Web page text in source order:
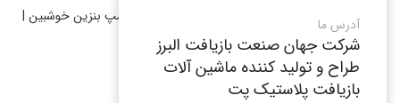
آدرس ما
شرکت جهان صنعت بازیافت البرز
طراح و تولید کننده ماشین آلات
بازیافت پلاستیک پت
استان البرز، کرج، مهرشهر، جاده قزل حصار خیابان پمپ بنزین خوشبین |
مدیرعامل مکتوفی
09205910234
۰۹۱۲۵۹۱۰۲۳۴